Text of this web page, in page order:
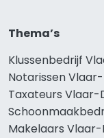
Thema’s
Klussenbedrijf
Notarissen
Taxateurs Vlaar-
Makelaars